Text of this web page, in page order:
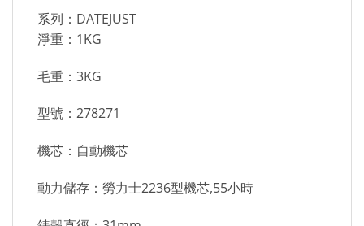
系列：DATEJUST
淨重：1KG
毛重：3KG
型號：278271
機芯：自動機芯
動力儲存：勞力士2236型機芯,55小時